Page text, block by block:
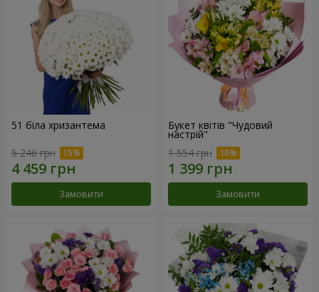
51 біла хризантема
5 246 грн
Замовити
Букет квітів "Чудовий
настрій"
1 554 грн
Замовити